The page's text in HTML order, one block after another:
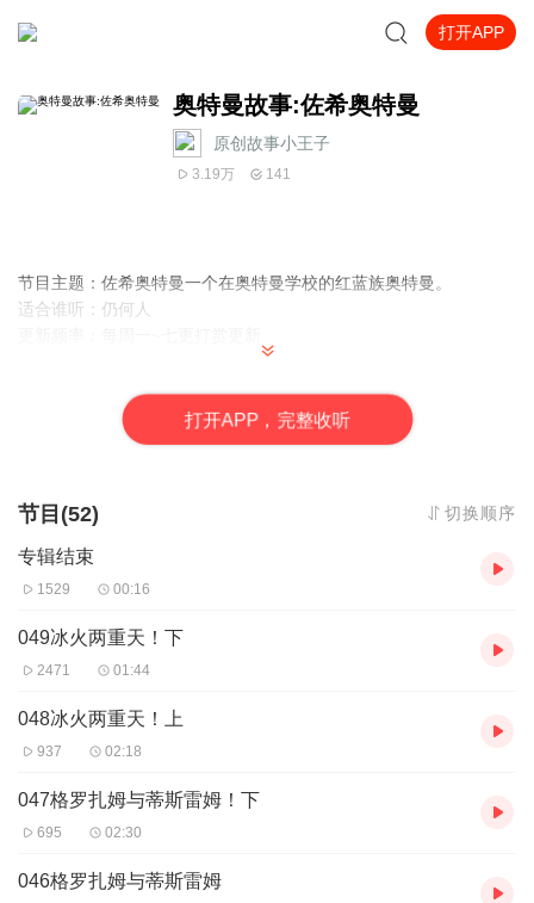
打开APP
奥特曼故事:佐希奥特曼
原创故事小王子
3.19万 141
节目主题：佐希奥特曼一个在奥特曼学校的红蓝族奥特曼。
适合谁听：仍何人
打开APP，完整收听
节目(52) 切换顺序
专辑结束
1529 00:16
049冰火两重天！下
2471 01:44
048冰火两重天！上
937 02:18
047格罗扎姆与蒂斯雷姆！下
695 02:30
046格罗扎姆与蒂斯雷姆